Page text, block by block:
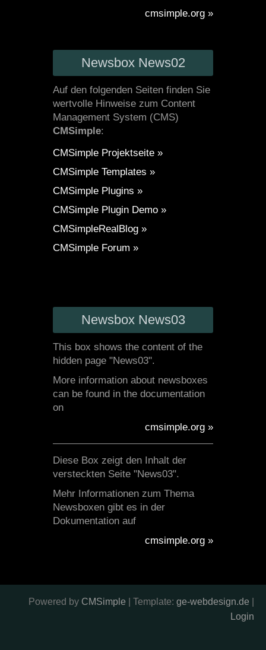
cmsimple.org »
Newsbox News02
Auf den folgenden Seiten finden Sie
wertvolle Hinweise zum Content
Management System (CMS)
CMSimple:
CMSimple Projektseite »
CMSimple Templates »
CMSimple Plugins »
CMSimple Plugin Demo »
CMSimpleRealBlog »
CMSimple Forum »
Newsbox News03
This box shows the content of the
hidden page "News03".
More information about newsboxes
can be found in the documentation
on
cmsimple.org »
Diese Box zeigt den Inhalt der
versteckten Seite "News03".
Mehr Informationen zum Thema
Newsboxen gibt es in der
Dokumentation auf
cmsimple.org »
Powered by CMSimple | Template: ge-webdesign.de
Login